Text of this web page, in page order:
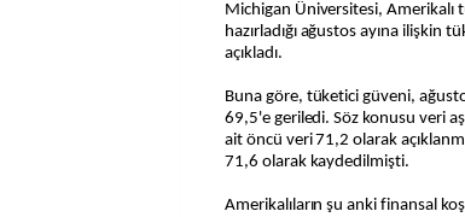
Michigan Üniversitesi,
hazırladığı ağustos ayına ilişkin
açıkladı.
Buna göre, tüketici güveni,
69,5'e geriledi. Söz konusu veri
ait öncü veri 71,2 olarak
71,6 olarak kaydedilmişti.
Amerikalıların şu anki finansal